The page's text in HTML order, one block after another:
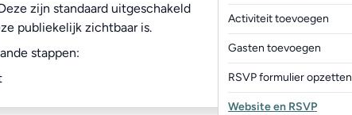
zijn standaard uitgeschakeld
publiekelijk zichtbaar is.
stappen:
Activiteit toevoegen
Gasten toevoegen
RSVP formulier opzetten
Website en RSVP